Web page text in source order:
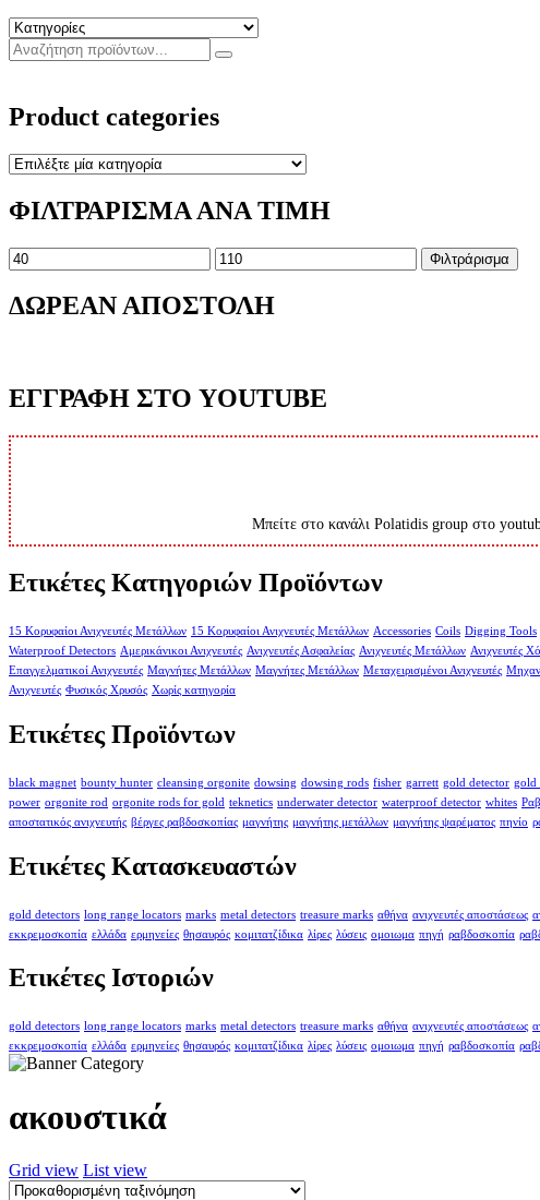
Product categories
ΦΙΛΤΡΑΡΙΣΜΑ ΑΝΑ ΤΙΜΗ
Ελάχιστη
τιμή
Μέγιστη
τιμή
Φιλτράρισμα
ΔΩΡΕΑΝ ΑΠΟΣΤΟΛΗ
ΕΓΓΡΑΦΗ ΣΤΟ YOUTUBE
Μπείτε στο κανάλι Polatidis group στο
Ετικέτες Κατηγοριών Προϊόντων
15 Κορυφαίοι Ανιχνευτές Μετάλλων 15 Κορυφαίοι Ανιχνευτές Μετάλλων Accessories Coils Digging Tools
Waterproof Detectors Αμερικάνικοι Ανιχνευτές Ανιχνευτές Ασφαλείας Ανιχνευτές Μετάλλων Ανιχνευτές
Επαγγελματικοί Ανιχνευτές Μαγνήτες Μετάλλων Μαγνήτες Μετάλλων Μεταχειρισμένοι Ανιχνευτές
Ανιχνευτές Φυσικός Χρυσός Χωρίς κατηγορία
Ετικέτες Προϊόντων
black magnet bounty hunter cleansing orgonite dowsing dowsing rods fisher garrett gold detector gold
power orgonite rod orgonite rods for gold teknetics underwater detector waterproof detector whites
αποστατικός ανιχνευτής βέργες ραβδοσκοπίας μαγνήτης μαγνήτης μετάλλων μαγνήτης ψαρέματος πηνίο
Ετικέτες Κατασκευαστών
gold detectors long range locators marks metal detectors treasure marks αθήνα ανιχνευτές αποστάσεως
εκκρεμοσκοπία ελλάδα ερμηνείες θησαυρός κομιτατζίδικα λίρες λύσεις ομοιωμα πηγή ραβδοσκοπία
Ετικέτες Ιστοριών
gold detectors long range locators marks metal detectors treasure marks αθήνα ανιχνευτές αποστάσεως
εκκρεμοσκοπία ελλάδα ερμηνείες θησαυρός κομιτατζίδικα λίρες λύσεις ομοιωμα πηγή ραβδοσκοπία
ακουστικά
Grid view List view